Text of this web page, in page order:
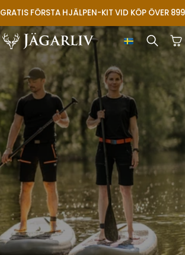
GRATIS FÖRSTA HJÄLPEN-KIT VID KÖP ÖVER